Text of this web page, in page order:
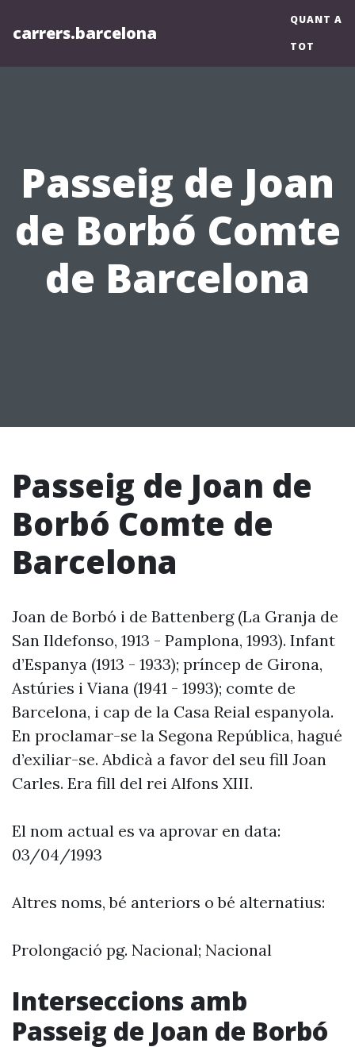
carrers.barcelona
QUANT A
TOT
Passeig de Joan
de Borbó Comte
de Barcelona
Passeig de Joan de
Borbó Comte de
Barcelona
Joan de Borbó i de Battenberg (La Granja de
San Ildefonso, 1913 - Pamplona, 1993). Infant
d’Espanya (1913 - 1933); príncep de Girona,
Astúries i Viana (1941 - 1993); comte de
Barcelona, i cap de la Casa Reial espanyola.
En proclamar-se la Segona República, hagué
d’exiliar-se. Abdicà a favor del seu fill Joan
Carles. Era fill del rei Alfons XIII.
El nom actual es va aprovar en data:
03/04/1993
Altres noms, bé anteriors o bé alternatius:
Prolongació pg. Nacional; Nacional
Interseccions amb
Passeig de Joan de Borbó